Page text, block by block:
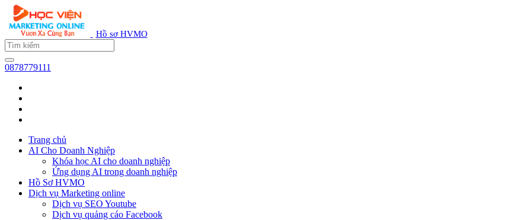
Hồ sơ HVMO
0878779111
Trang chủ
AI Cho Doanh Nghiệp
Khóa học AI cho doanh nghiệp
Ứng dụng AI trong doanh nghiệp
Hồ Sơ HVMO
Dịch vụ Marketing online
Dịch vụ SEO Youtube
Dịch vụ quảng cáo Facebook